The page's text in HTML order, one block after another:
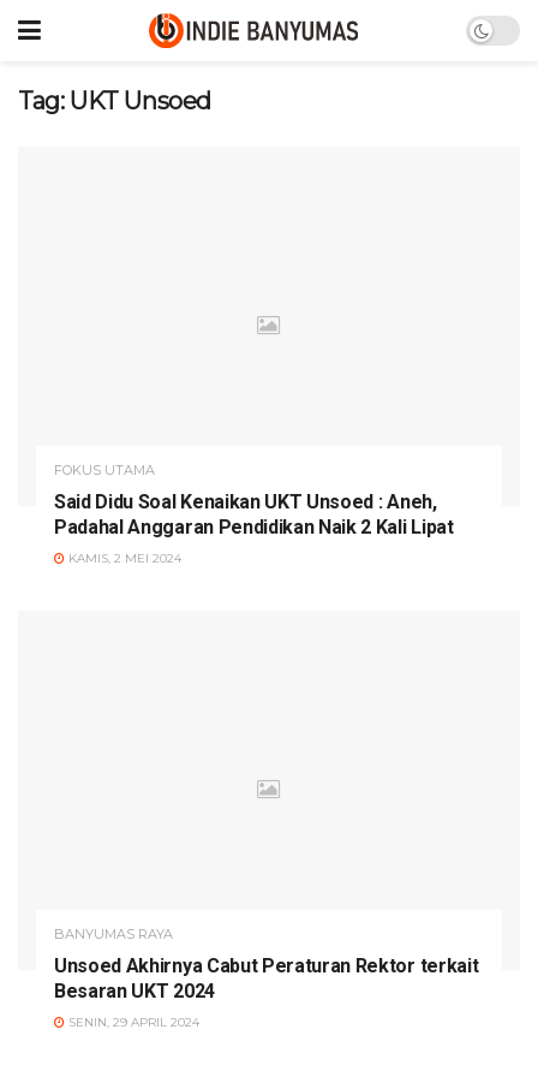
Tag: UKT Unsoed
FOKUS UTAMA
Said Didu Soal Kenaikan UKT Unsoed : Aneh,
Padahal Anggaran Pendidikan Naik 2 Kali Lipat
KAMIS, 2 MEI 2024
BANYUMAS RAYA
Unsoed Akhirnya Cabut Peraturan Rektor terkait
Besaran UKT 2024
SENIN, 29 APRIL 2024